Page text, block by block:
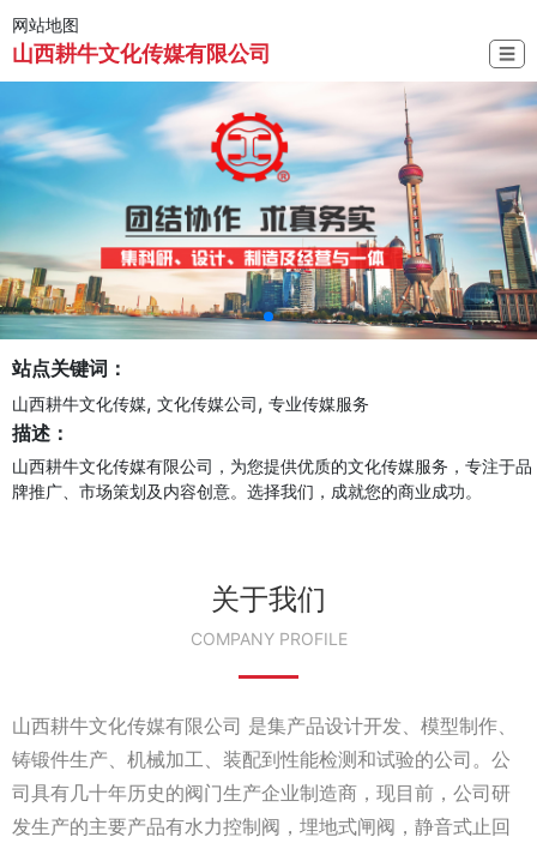
网站地图
山西耕牛文化传媒有限公司 ☰
站点关键词：
山西耕牛文化传媒, 文化传媒公司, 专业传媒服务
描述：
山西耕牛文化传媒有限公司，为您提供优质的文化传媒服务，专注于品
牌推广、市场策划及内容创意。选择我们，成就您的商业成功。
关于我们
COMPANY PROFILE
山西耕牛文化传媒有限公司 是集产品设计开发、模型制作、
铸锻件生产、机械加工、装配到性能检测和试验的公司。公
司具有几十年历史的阀门生产企业制造商，现目前，公司研
发生产的主要产品有水力控制阀，埋地式闸阀，静音式止回